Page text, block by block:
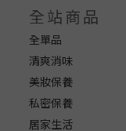
全站商品
全單品
清爽消味
美妝保養
私密保養
居家生活